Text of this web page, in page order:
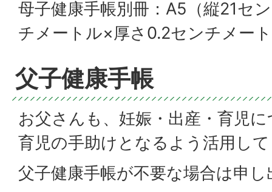
母子健康手帳別冊：A5（縦21セ
チメートル×厚さ0.2センチメー
父子健康手帳
お父さんも、妊娠・出産・育児
育児の手助けとなるよう活用し
父子健康手帳が不要な場合は申